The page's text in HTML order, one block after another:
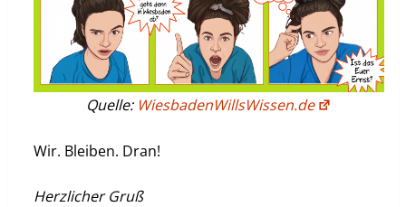
Quelle: WiesbadenWillsWissen.de
Wir. Bleiben. Dran!
Herzlicher Gruß